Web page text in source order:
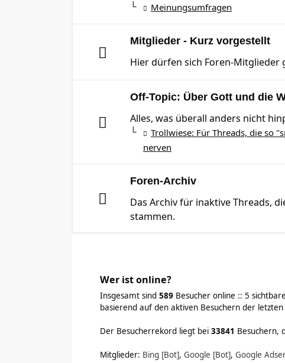
Meinungsumfragen
Mitglieder - Kurz vorgestellt
Hier dürfen sich Foren-Mitglieder
Off-Topic: Über Gott und die
Alles, was überall anders nicht
Trollwiese: Für Threads, die so
nerven
Foren-Archiv
Das Archiv für inaktive Threads,
stammen.
Wer ist online?
Insgesamt sind 589 Besucher online :: 5
basierend auf den aktiven Besuchern der
Der Besucherrekord liegt bei 33841 Besuchern,
Mitglieder: Bing [Bot], Google [Bot], Google